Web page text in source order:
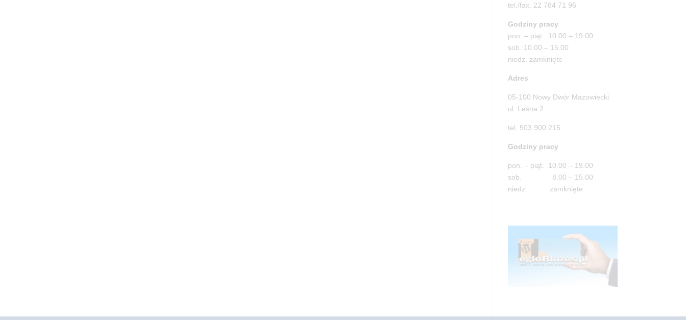
tel./fax. 22 784 71 96
Godziny pracy
pon. – piąt. 10.00 – 19.00
sob. 10.00 – 15.00
niedz. zamknięte
Adres
05-100 Nowy Dwór Mazowiecki
ul. Leśna 2
tel. 503 900 215
Godziny pracy
pon. – piąt. 10.00 – 19.00
sob. 8.00 – 15.00
niedz. zamknięte